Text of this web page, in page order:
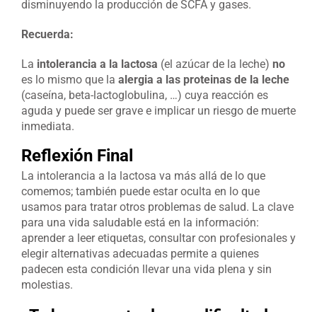
disminuyendo la producción de SCFA y gases.
Recuerda:
La intolerancia a la lactosa (el azúcar de la leche) no
es lo mismo que la alergia a las proteinas de la leche
(caseína, beta-lactoglobulina, …) cuya reacción es
aguda y puede ser grave e implicar un riesgo de muerte
inmediata.
Reflexión Final
La intolerancia a la lactosa va más allá de lo que
comemos; también puede estar oculta en lo que
usamos para tratar otros problemas de salud. La clave
para una vida saludable está en la información:
aprender a leer etiquetas, consultar con profesionales y
elegir alternativas adecuadas permite a quienes
padecen esta condición llevar una vida plena y sin
molestias.